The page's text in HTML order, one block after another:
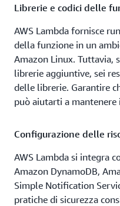
richiedono l'accesso.
idatabase Amazon
Redshift.
Backup e test dei
Il backup dei dati e
configurare e gestire
specifici, tra cui Amazon
altri.
Librerie e codici delle
AWS Lambda fornisce
della funzione in un
Amazon Linux. Tuttavia,
librerie aggiuntive, sei
delle librerie. Garantire
può aiutarti a
Configurazione delle
AWS Lambda si integra
Amazon DynamoDB,
Simple Notification
pratiche di sicurezza